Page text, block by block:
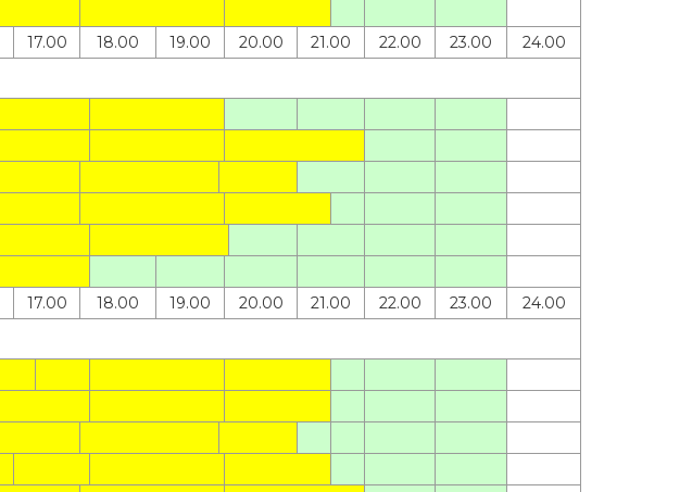
17.00 18.00 19.00 20.00 21.00 22.00 23.00
24.00
17.00 18.00 19.00 20.00 21.00 22.00 23.00
24.00